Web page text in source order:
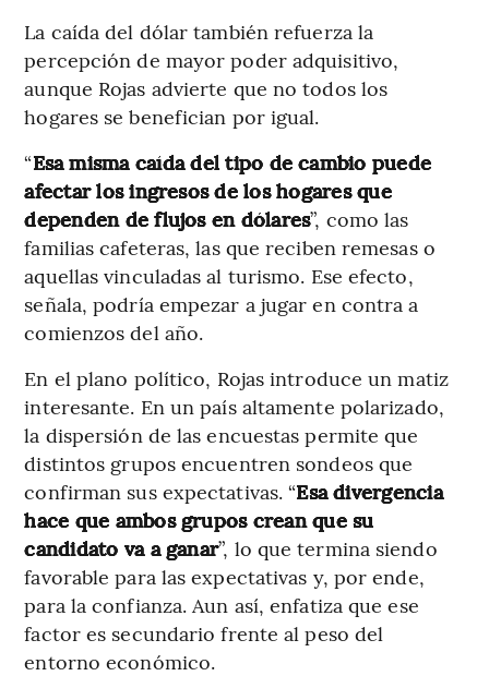
La caída del dólar también refuerza la
percepción de mayor poder adquisitivo,
aunque Rojas advierte que no todos los
hogares se benefician por igual.
“Esa misma caída del tipo de cambio puede
afectar los ingresos de los hogares que
dependen de flujos en dólares”, como las
familias cafeteras, las que reciben remesas o
aquellas vinculadas al turismo. Ese efecto,
señala, podría empezar a jugar en contra a
comienzos del año.
En el plano político, Rojas introduce un matiz
interesante. En un país altamente polarizado,
la dispersión de las encuestas permite que
distintos grupos encuentren sondeos que
confirman sus expectativas. “Esa divergencia
hace que ambos grupos crean que su
candidato va a ganar”, lo que termina siendo
favorable para las expectativas y, por ende,
para la confianza. Aun así, enfatiza que ese
factor es secundario frente al peso del
entorno económico.